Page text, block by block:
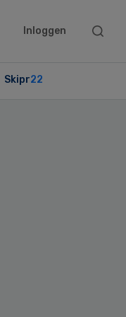
Inloggen
Search
Skipr22